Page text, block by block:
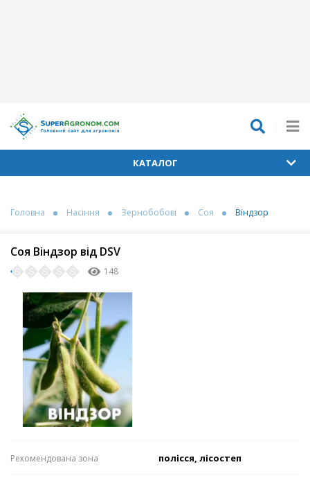
КАТАЛОГ
Головна Насіння Зернобобові Соя Віндзор
Соя Віндзор від DSV
148
Рекомендована зона полісся, лісостеп